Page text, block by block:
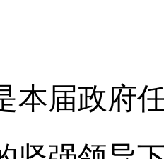
本届政府